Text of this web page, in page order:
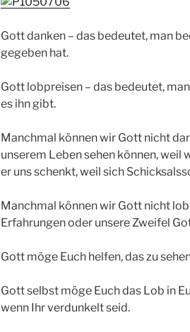
Gott danken – das bedeutet, man
gegeben hat.
Gott lobpreisen – das bedeutet,
es ihn gibt.
Manchmal können wir Gott nicht
unserem Leben sehen können, weil
er uns schenkt, weil sich
Manchmal können wir Gott nicht
Erfahrungen oder unsere Zweifel
Gott möge Euch helfen, das zu
Gott selbst möge Euch das Lob in
wenn Ihr verdunkelt seid.